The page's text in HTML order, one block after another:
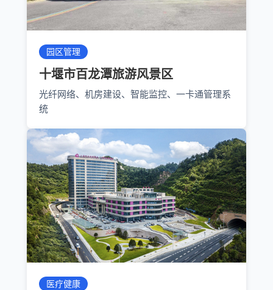
园区管理
十堰市百龙潭旅游风景区
光纤网络、机房建设、智能监控、一卡通管理系
统
医疗健康